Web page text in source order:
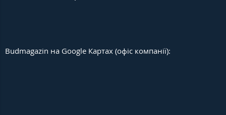
Budmagazin на Google Картах (офіс компанії):